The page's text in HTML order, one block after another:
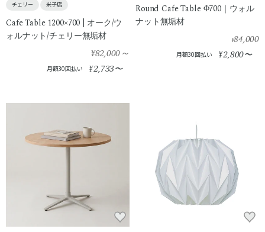
チェリー
米子店
Cafe Table 1200×700 | オーク/ウ
ォルナット/チェリー無垢材
¥82,000～
月額30回払い ¥2,733〜
Round Cafe Table Φ700｜ウォル
ナット無垢材
¥84,000
月額30回払い ¥2,800〜